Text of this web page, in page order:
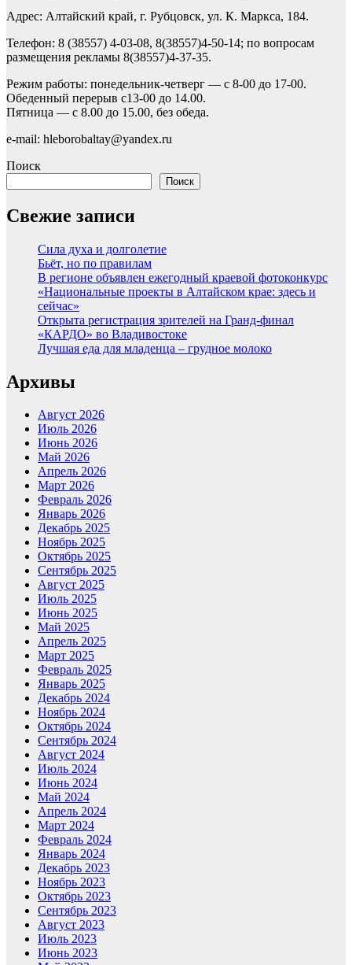
Адрес: Алтайский край, г. Рубцовск, ул. К. Маркса, 184.
Телефон: 8 (38557) 4-03-08, 8(38557)4-50-14; по вопросам
размещения рекламы 8(38557)4-37-35.
Режим работы: понедельник-четверг — с 8-00 до 17-00.
Обеденный перерыв с13-00 до 14.00.
Пятница — с 8.00 до 15.00, без обеда.
e-mail: hleborobaltay@yandex.ru
Поиск
Поиск
Свежие записи
Сила духа и долголетие
Бьёт, но по правилам
В регионе объявлен ежегодный краевой фотоконкурс
«Национальные проекты в Алтайском крае: здесь и
сейчас»
Открыта регистрация зрителей на Гранд-финал
«КАРДО» во Владивостоке
Лучшая еда для младенца – грудное молоко
Архивы
Август 2026
Июль 2026
Июнь 2026
Май 2026
Апрель 2026
Март 2026
Февраль 2026
Январь 2026
Декабрь 2025
Ноябрь 2025
Октябрь 2025
Сентябрь 2025
Август 2025
Июль 2025
Июнь 2025
Май 2025
Апрель 2025
Март 2025
Февраль 2025
Январь 2025
Декабрь 2024
Ноябрь 2024
Октябрь 2024
Сентябрь 2024
Август 2024
Июль 2024
Июнь 2024
Май 2024
Апрель 2024
Март 2024
Февраль 2024
Январь 2024
Декабрь 2023
Ноябрь 2023
Октябрь 2023
Сентябрь 2023
Август 2023
Июль 2023
Июнь 2023